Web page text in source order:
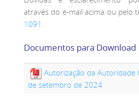
através do e-mail acima ou pelo
1091
Documentos para Download
Autorização da Autoridade
de setembro de 2024